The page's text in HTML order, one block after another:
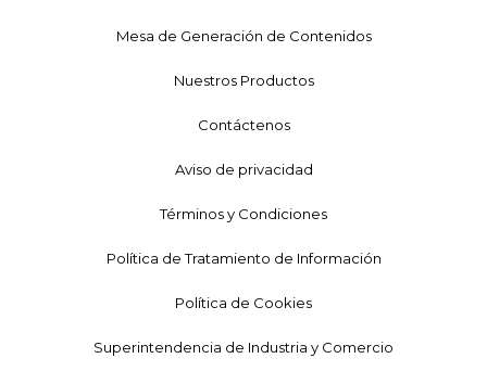
Mesa de Generación de Contenidos
Nuestros Productos
Contáctenos
Aviso de privacidad
Términos y Condiciones
Política de Tratamiento de Información
Política de Cookies
Superintendencia de Industria y Comercio